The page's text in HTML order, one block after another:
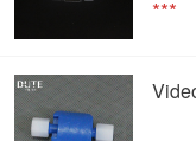
***